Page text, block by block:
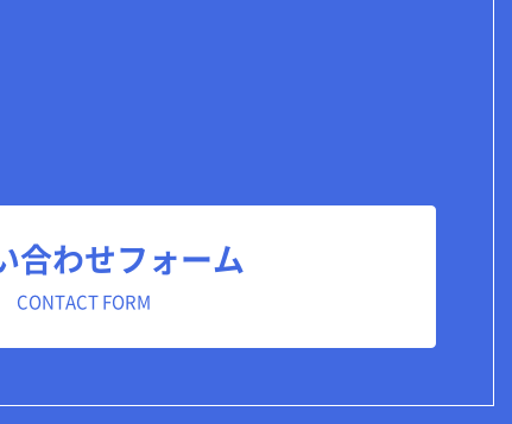
合わせフォーム
CONTACT FORM